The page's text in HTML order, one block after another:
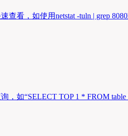
，如使用netstat -tuln | grep 8080
如“SELECT TOP 1 * FROM